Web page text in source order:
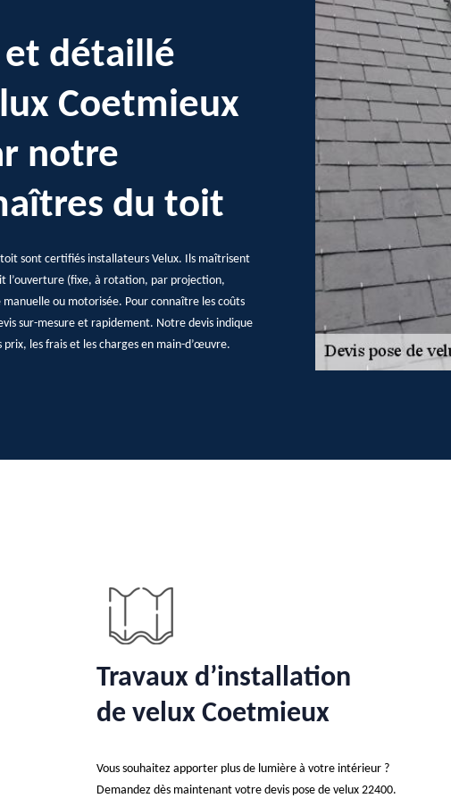
détaillé
Coetmieux
notre
du toit
sont certifiés installateurs Velux. Ils maîtrisent
l’ouverture (fixe, à rotation, par projection,
ou motorisée. Pour connaître les coûts
sur-mesure et rapidement. Notre devis indique
les frais et les charges en main-d’œuvre.
Travaux d’installation
de velux Coetmieux
Vous souhaitez apporter plus de lumière à votre intérieur ?
Demandez dès maintenant votre devis pose de velux 22400.